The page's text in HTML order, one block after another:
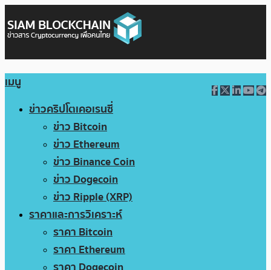
เมนู
ข่าวคริปโตเคอเรนซี่
ข่าว Bitcoin
ข่าว Ethereum
ข่าว Binance Coin
ข่าว Dogecoin
ข่าว Ripple (XRP)
ราคาและการวิเคราะห์
ราคา Bitcoin
ราคา Ethereum